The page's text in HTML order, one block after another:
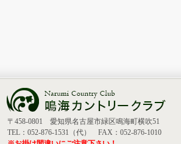
〒458-0801 愛知県名古屋市緑区鳴海町横吹51
TEL：052-876-1531（代） FAX：052-876-1010